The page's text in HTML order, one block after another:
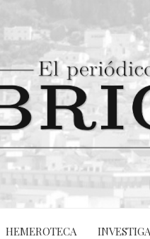
HEMEROTECA